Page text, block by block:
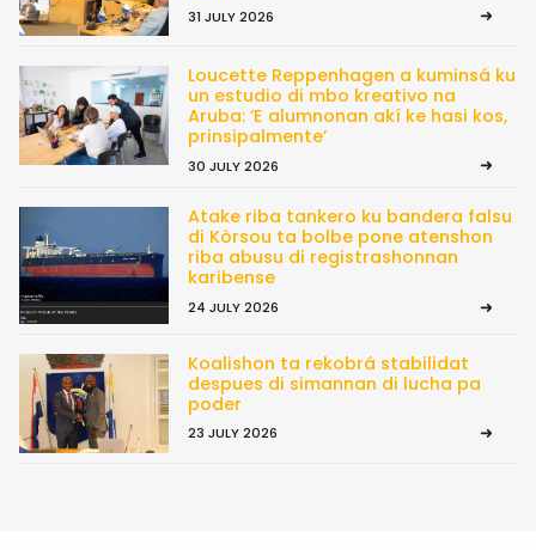
31 JULY 2026
Loucette Reppenhagen a kuminsá ku
un estudio di mbo kreativo na
Aruba: ‘E alumnonan akí ke hasi kos,
prinsipalmente’
30 JULY 2026
Atake riba tankero ku bandera falsu
di Kòrsou ta bolbe pone atenshon
riba abusu di registrashonnan
karibense
24 JULY 2026
Koalishon ta rekobrá stabilidat
despues di simannan di lucha pa
poder
23 JULY 2026